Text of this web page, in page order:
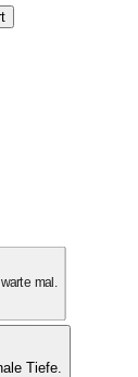
mal.
Tiefe.